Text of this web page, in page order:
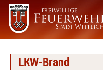
LKW-Brand